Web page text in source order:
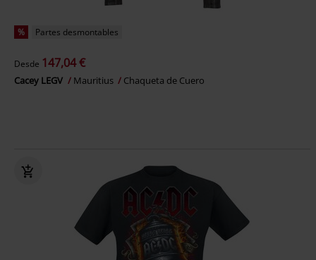
% Partes desmontables
Desde 147,04 €
Cacey LEGV Mauritius Chaqueta de Cuero